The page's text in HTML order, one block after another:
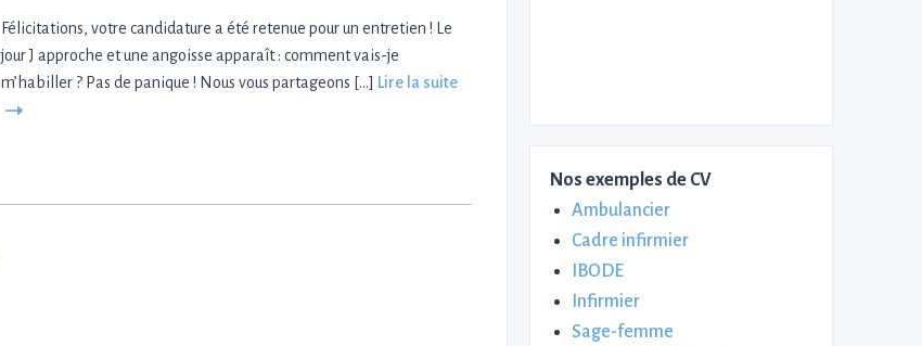
Félicitations, votre candidature a été retenue pour un entretien ! Le
jour J approche et une angoisse apparaît : comment vais-je
m’habiller ? Pas de panique ! Nous vous partageons […] Lire la suite
Nos exemples de CV
Ambulancier
Cadre infirmier
IBODE
Infirmier
Sage-femme